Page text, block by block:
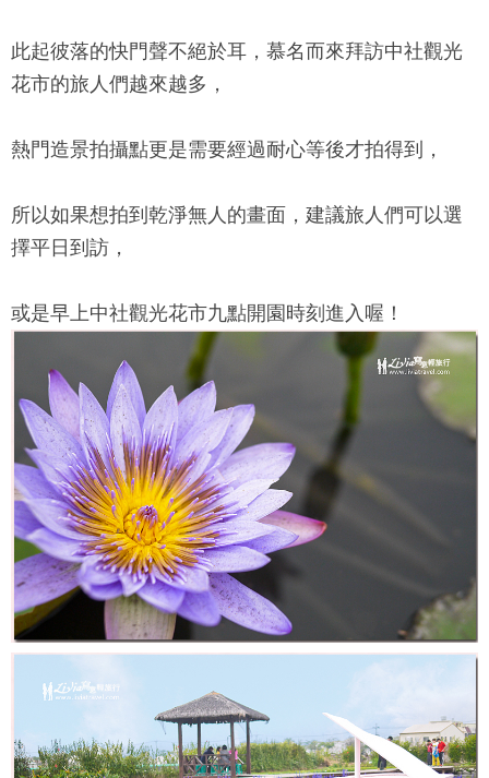
此起彼落的快門聲不絕於耳，慕名而來拜訪中社觀光
花市的旅人們越來越多，
熱門造景拍攝點更是需要經過耐心等後才拍得到，
所以如果想拍到乾淨無人的畫面，建議旅人們可以選
擇平日到訪，
或是早上中社觀光花市九點開園時刻進入喔！